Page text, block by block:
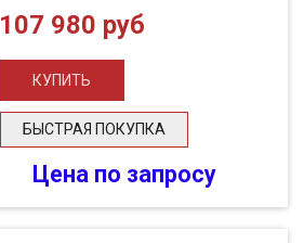
107 980 руб
БЫСТРАЯ ПОКУПКА
Цена по запросу